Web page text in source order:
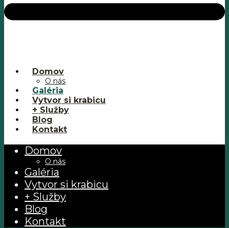
Domov
O nás
Galéria
Vytvor si krabicu
+ Služby
Blog
Kontakt
Domov
O nás
Galéria
Vytvor si krabicu
+ Služby
Blog
Kontakt